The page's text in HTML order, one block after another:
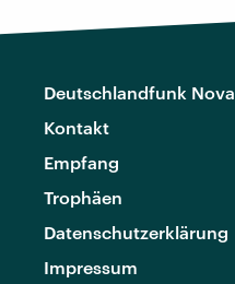
Deutschlandfunk Nova
Kontakt
Empfang
Trophäen
Datenschutzerklärung
Impressum